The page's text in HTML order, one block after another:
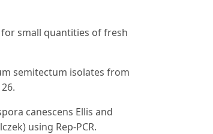
for small quantities of fresh
semitectum isolates from
canescens Ellis and
using Rep-PCR.